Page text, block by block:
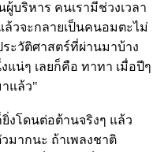
ผู้บริหาร คนเรามีช่วงเวลา
วจะกลายเป็นคนอมตะไม่
ระวัติศาสตร์ที่ผ่านมาบ้าง
น่ๆ เลยก็คือ ทาทา เมื่อปีๆ
แล้ว"
งโดนต่อต้านจริงๆ แล้ว
มากนะ ถ้าเพลงชาติ